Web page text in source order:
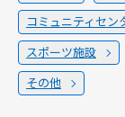
コミュニティセン
スポーツ施設
その他